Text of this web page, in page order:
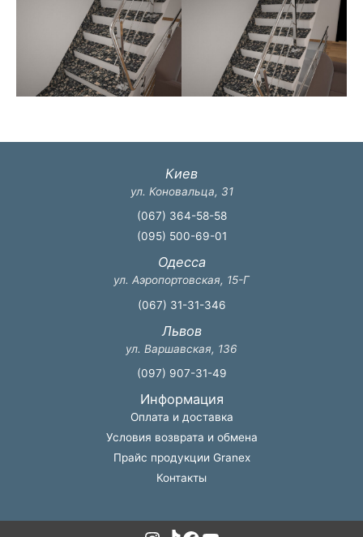
Киев
ул. Коновальца, 31
(067) 364-58-58
(095) 500-69-01
Одесса
ул. Аэропортовская, 15-Г
(067) 31-31-346
Львов
ул. Варшавская, 136
(097) 907-31-49
Информация
Оплата и доставка
Условия возврата и обмена
Прайс продукции Granex
Контакты